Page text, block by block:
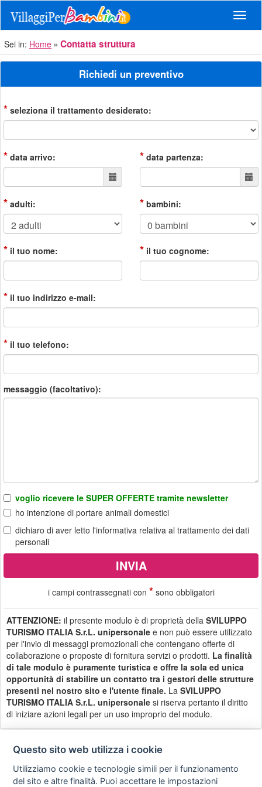
Sei in: Home Contatta struttura
Richiedi un preventivo
* seleziona il trattamento desiderato:
* data arrivo: * data partenza:
* adulti: * bambini:
* il tuo nome: * il tuo cognome:
* il tuo indirizzo e-mail:
* il tuo telefono:
messaggio (facoltativo):
voglio ricevere le SUPER OFFERTE tramite newsletter
ho intenzione di portare animali domestici
dichiaro di aver letto l'informativa relativa al trattamento dei dati
personali
i campi contrassegnati con *sono obbligatori
ATTENZIONE: il presente modulo è di proprietà della SVILUPPO
TURISMO ITALIA S.r.L. unipersonale e non può essere utilizzato
per l'invio di messaggi promozionali che contengano offerte di
collaborazione o proposte di fornitura servizi o prodotti. La finalità
di tale modulo è puramente turistica e offre la sola ed unica
opportunità di stabilire un contatto tra i gestori delle strutture
presenti nel nostro sito e l'utente finale. La SVILUPPO
TURISMO ITALIA S.r.L. unipersonale si riserva pertanto il diritto
di iniziare azioni legali per un uso improprio del modulo.
Privacy
policy
Avviso
legale
Scrivici
Questo sito web utilizza i cookie
Utilizziamo cookie e tecnologie simili per il funzionamento
del sito e altre finalità. Puoi accettare le impostazioni